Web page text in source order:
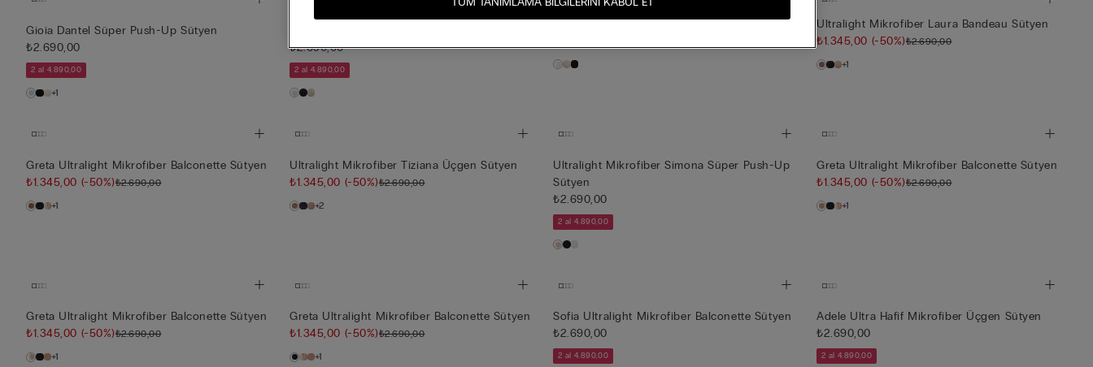
Gioia Dantel Süper Push-Up Sütyen
₺2.690,00
2 al 4.890,00
+1
₺2.690,00
2 al 4.890,00
Pretty Flowers Lara Üçgen Sütyen
Ultralight Mikrofiber Laura Bandeau Sütyen
₺1.345,00 (-50%)₺2.690,00
+1
Greta Ultralight Mikrofiber Balconette Sütyen
₺1.345,00 (-50%)₺2.690,00
+1
Ultralight Mikrofiber Tiziana Üçgen Sütyen
₺1.345,00 (-50%)₺2.690,00
+2
Ultralight Mikrofiber Simona Süper Push-Up
Sütyen
₺2.690,00
2 al 4.890,00
Greta Ultralight Mikrofiber Balconette Sütyen
₺1.345,00 (-50%)₺2.690,00
+1
Greta Ultralight Mikrofiber Balconette Sütyen
₺1.345,00 (-50%)₺2.690,00
+1
Greta Ultralight Mikrofiber Balconette Sütyen
₺1.345,00 (-50%)₺2.690,00
+1
Sofia Ultralight Mikrofiber Balconette Sütyen
₺2.690,00
2 al 4.890,00
Adele Ultra Hafif Mikrofiber Üçgen Sütyen
₺2.690,00
2 al 4.890,00